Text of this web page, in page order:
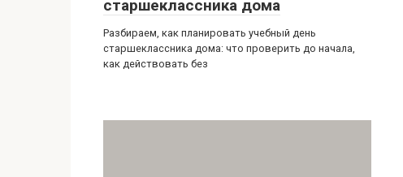
старшеклассника дома
Разбираем, как планировать учебный день
старшеклассника дома: что проверить до начала,
как действовать без